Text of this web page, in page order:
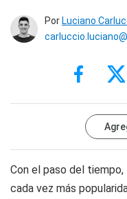
Por Luciano
Con el paso del tiempo,
cada vez más